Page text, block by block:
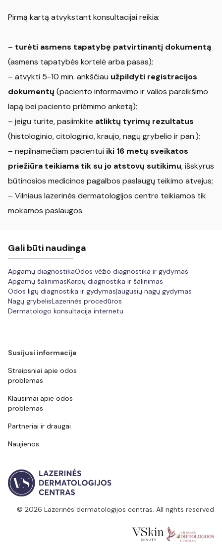
Pirmą kartą atvykstant konsultacijai reikia:
– turėti asmens tapatybę patvirtinantį dokumentą
(asmens tapatybės kortelė arba pasas);
– atvykti 5-10 min. ankščiau užpildyti registracijos
dokumentų (paciento informavimo ir valios pareikšimo
lapą bei paciento priėmimo anketą);
– jeigu turite, pasiimkite atliktų tyrimų rezultatus
(histologinio, citologinio, kraujo, nagų grybelio ir pan.);
– nepilnamečiam pacientui iki 16 metų sveikatos
priežiūra teikiama tik su jo atstovų sutikimu, išskyrus
būtinosios medicinos pagalbos paslaugų teikimo atvejus;
– Vilniaus lazerinės dermatologijos centre teikiamos tik
mokamos paslaugos.
Gali būti naudinga
Apgamų diagnostikaOdos vėžio diagnostika ir gydymas
Apgamų šalinimasKarpų diagnostika ir šalinimas
Odos ligų diagnostika ir gydymasĮaugusių nagų gydymas
Nagų grybelisLazerinės procedūros
Dermatologo konsultacija internetu
Susijusi informacija
Straipsniai apie odos
problemas
Klausimai apie odos
problemas
Partneriai ir draugai
Naujienos
© 2026 Lazerinės dermatologijos centras. All rights reserved